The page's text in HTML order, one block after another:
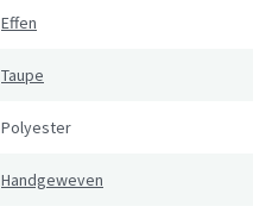
Effen
Taupe
Polyester
Handgeweven